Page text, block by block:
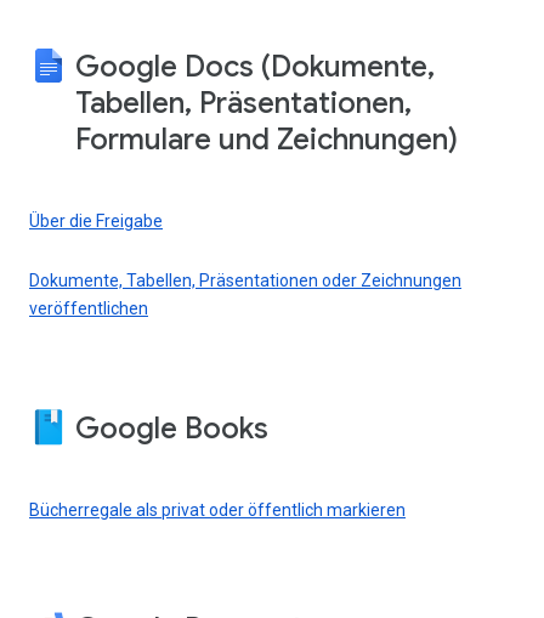
Google Docs (Dokumente,
Tabellen, Präsentationen,
Formulare und Zeichnungen)
Über die Freigabe
Dokumente, Tabellen, Präsentationen oder Zeichnungen
veröffentlichen
Google Books
Bücherregale als privat oder öffentlich markieren